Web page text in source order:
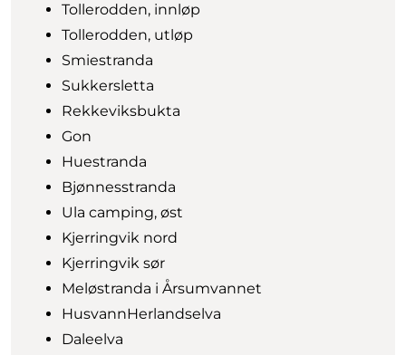
Tollerodden, innløp
Tollerodden, utløp
Smiestranda
Sukkersletta
Rekkeviksbukta
Gon
Huestranda
Bjønnesstranda
Ula camping, øst
Kjerringvik nord
Kjerringvik sør
Meløstranda i Årsumvannet
HusvannHerlandselva
Daleelva